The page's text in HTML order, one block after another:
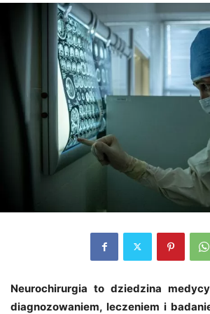
Neurochirurgia to dziedzina
diagnozowaniem, leczeniem i